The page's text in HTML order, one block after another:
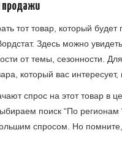
продажи
тот товар, который будет
Здесь можно
от темы, сезонности.
который вас
спрос на этот товар в
поиск “По регионам
спросом. Но